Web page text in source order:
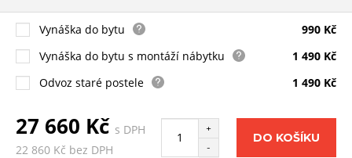
Vynáška do bytu
990 Kč
Vynáška do bytu s montáží nábytku
1 490 Kč
Odvoz staré postele
1 490 Kč
27 660 Kč s DPH
22 860 Kč bez DPH
+
-
DO KOŠÍKU